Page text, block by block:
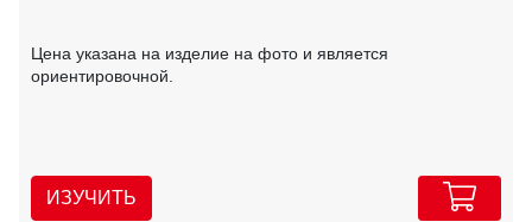
Цена указана на изделие на фото и является
ориентировочной.
ИЗУЧИТЬ